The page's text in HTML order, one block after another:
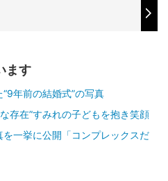
ます
“9年前の結婚式”の写真
存在”すみれの子どもを抱き笑顔
一挙に公開「コンプレックスだ